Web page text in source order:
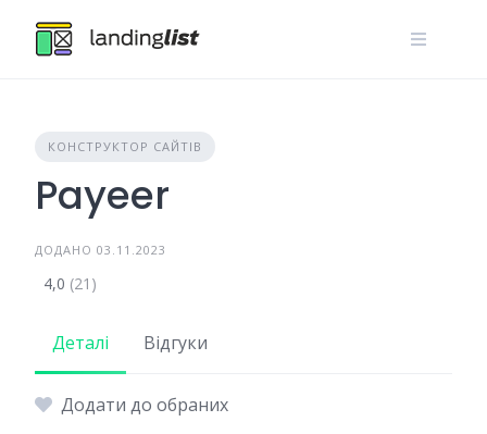
content
КОНСТРУКТОР САЙТІВ
Payeer
ДОДАНО 03.11.2023
4,0 (21)
Деталі Відгуки
Додати до обраних